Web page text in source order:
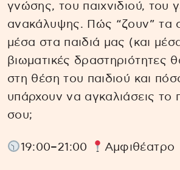
γνώσης, του παιχνιδιού, του
ανακάλυψης. Πώς “ζουν” τα
μέσα στα παιδιά μας (και
βιωματικές δραστηριότητες
στη θέση του παιδιού και
υπάρχουν να αγκαλιάσεις το
σου;
19:00–21:00 Αμφιθέατρο